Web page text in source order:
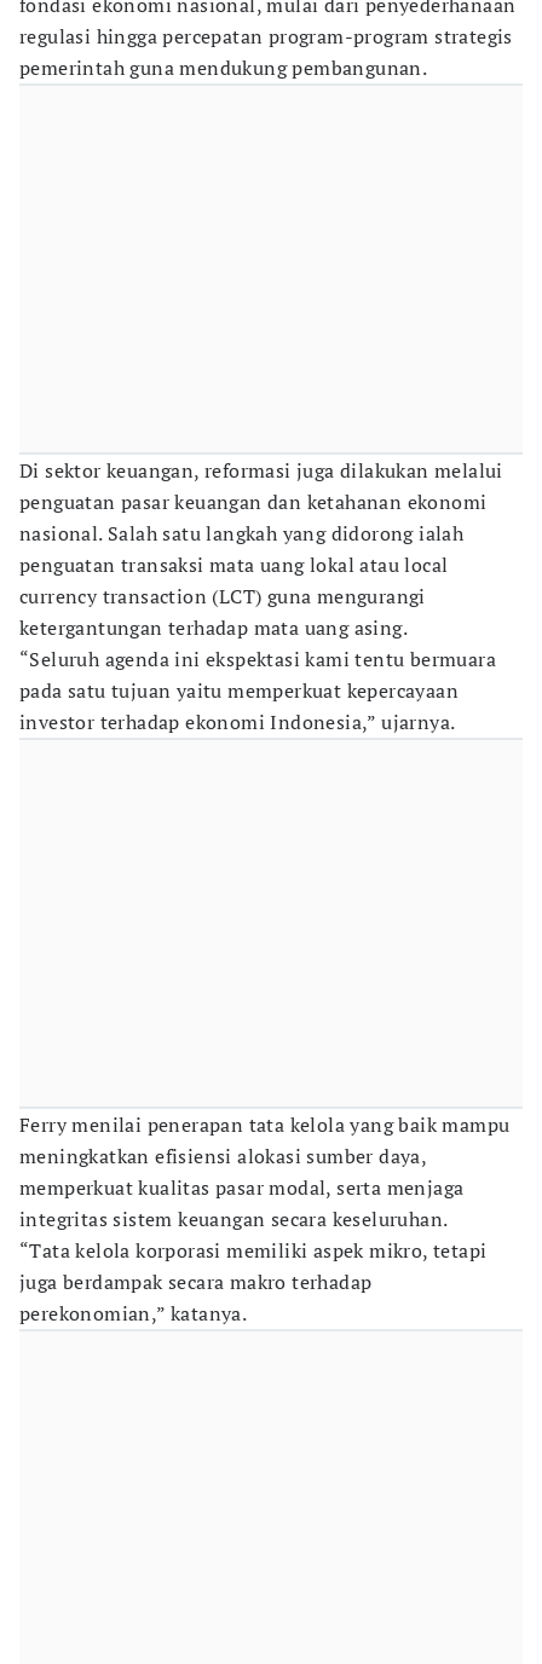
regulasi hingga percepatan program-program strategis
pemerintah guna mendukung pembangunan.
Di sektor keuangan, reformasi juga dilakukan melalui
penguatan pasar keuangan dan ketahanan ekonomi
nasional. Salah satu langkah yang didorong ialah
penguatan transaksi mata uang lokal atau local
currency transaction (LCT) guna mengurangi
ketergantungan terhadap mata uang asing.
“Seluruh agenda ini ekspektasi kami tentu bermuara
pada satu tujuan yaitu memperkuat kepercayaan
investor terhadap ekonomi Indonesia,” ujarnya.
Ferry menilai penerapan tata kelola yang baik mampu
meningkatkan efisiensi alokasi sumber daya,
memperkuat kualitas pasar modal, serta menjaga
integritas sistem keuangan secara keseluruhan.
“Tata kelola korporasi memiliki aspek mikro, tetapi
juga berdampak secara makro terhadap
perekonomian,” katanya.